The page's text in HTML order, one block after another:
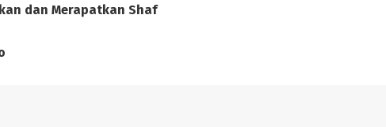
dan Merapatkan Shaf